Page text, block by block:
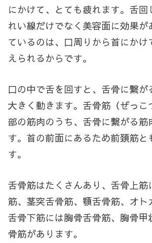
にかけて、とても疲れます。舌回
れい線だけでなく美容面に効果が
ているのは、口周りから首にかけ
えられるからです。
口の中で舌を回すと、 舌骨に繋が
大きく動きます。舌骨筋（ぜっこ
部の筋肉のうち、舌骨に繋がる筋
す。首の前面にあるため前頚筋と
す。
舌骨筋はたくさんあり、 舌骨上筋
筋、茎突舌骨筋、顎舌骨筋、オト
舌骨下筋には胸骨舌骨筋、胸骨甲
骨筋があります。